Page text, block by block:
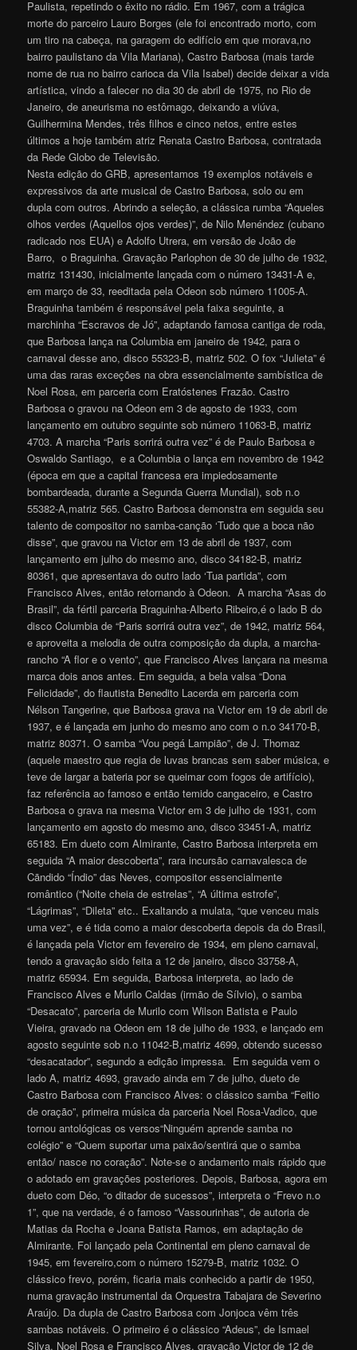
Paulista, repetindo o êxito no rádio. Em 1967, com a trágica
morte do parceiro Lauro Borges (ele foi encontrado morto, com
um tiro na cabeça, na garagem do edifício em que morava,no
bairro paulistano da Vila Mariana), Castro Barbosa (mais tarde
nome de rua no bairro carioca da Vila Isabel) decide deixar a vida
artística, vindo a falecer no dia 30 de abril de 1975, no Rio de
Janeiro, de aneurisma no estômago, deixando a viúva,
Guilhermina Mendes, três filhos e cinco netos, entre estes
últimos a hoje também atriz Renata Castro Barbosa, contratada
da Rede Globo de Televisão.
Nesta edição do GRB, apresentamos 19 exemplos notáveis e
expressivos da arte musical de Castro Barbosa, solo ou em
dupla com outros. Abrindo a seleção, a clássica rumba “Aqueles
olhos verdes (Aquellos ojos verdes)”, de Nilo Menéndez (cubano
radicado nos EUA) e Adolfo Utrera, em versão de João de
Barro, o Braguinha. Gravação Parlophon de 30 de julho de 1932,
matriz 131430, inicialmente lançada com o número 13431-A e,
em março de 33, reeditada pela Odeon sob número 11005-A.
Braguinha também é responsável pela faixa seguinte, a
marchinha “Escravos de Jó”, adaptando famosa cantiga de roda,
que Barbosa lança na Columbia em janeiro de 1942, para o
carnaval desse ano, disco 55323-B, matriz 502. O fox “Julieta” é
uma das raras exceções na obra essencialmente sambística de
Noel Rosa, em parceria com Eratóstenes Frazão. Castro
Barbosa o gravou na Odeon em 3 de agosto de 1933, com
lançamento em outubro seguinte sob número 11063-B, matriz
4703. A marcha “Paris sorrirá outra vez” é de Paulo Barbosa e
Oswaldo Santiago, e a Columbia o lança em novembro de 1942
(época em que a capital francesa era impiedosamente
bombardeada, durante a Segunda Guerra Mundial), sob n.o
55382-A,matriz 565. Castro Barbosa demonstra em seguida seu
talento de compositor no samba-canção ‘Tudo que a boca não
disse”, que gravou na Victor em 13 de abril de 1937, com
lançamento em julho do mesmo ano, disco 34182-B, matriz
80361, que apresentava do outro lado ‘Tua partida”, com
Francisco Alves, então retornando à Odeon. A marcha “Asas do
Brasil”, da fértil parceria Braguinha-Alberto Ribeiro,é o lado B do
disco Columbia de “Paris sorrirá outra vez”, de 1942, matriz 564,
e aproveita a melodia de outra composição da dupla, a marcha-
rancho “A flor e o vento”, que Francisco Alves lançara na mesma
marca dois anos antes. Em seguida, a bela valsa “Dona
Felicidade”, do flautista Benedito Lacerda em parceria com
Nélson Tangerine, que Barbosa grava na Victor em 19 de abril de
1937, e é lançada em junho do mesmo ano com o n.o 34170-B,
matriz 80371. O samba “Vou pegá Lampião”, de J. Thomaz
(aquele maestro que regia de luvas brancas sem saber música, e
teve de largar a bateria por se queimar com fogos de artifício),
faz referência ao famoso e então temido cangaceiro, e Castro
Barbosa o grava na mesma Victor em 3 de julho de 1931, com
lançamento em agosto do mesmo ano, disco 33451-A, matriz
65183. Em dueto com Almirante, Castro Barbosa interpreta em
seguida “A maior descoberta”, rara incursão carnavalesca de
Cãndido “Índio” das Neves, compositor essencialmente
romântico (“Noite cheia de estrelas”, “A última estrofe”,
“Lágrimas”, “Dileta” etc.. Exaltando a mulata, “que venceu mais
uma vez”, e é tida como a maior descoberta depois da do Brasil,
é lançada pela Victor em fevereiro de 1934, em pleno carnaval,
tendo a gravação sido feita a 12 de janeiro, disco 33758-A,
matriz 65934. Em seguida, Barbosa interpreta, ao lado de
Francisco Alves e Murilo Caldas (irmão de Sílvio), o samba
“Desacato”, parceria de Murilo com Wilson Batista e Paulo
Vieira, gravado na Odeon em 18 de julho de 1933, e lançado em
agosto seguinte sob n.o 11042-B,matriz 4699, obtendo sucesso
“desacatador”, segundo a edição impressa. Em seguida vem o
lado A, matriz 4693, gravado ainda em 7 de julho, dueto de
Castro Barbosa com Francisco Alves: o clássico samba “Feitio
de oração”, primeira música da parceria Noel Rosa-Vadico, que
tornou antológicas os versos“Ninguém aprende samba no
colégio” e “Quem suportar uma paixão/sentirá que o samba
então/ nasce no coração”. Note-se o andamento mais rápido que
o adotado em gravações posteriores. Depois, Barbosa, agora em
dueto com Déo, “o ditador de sucessos”, interpreta o “Frevo n.o
1”, que na verdade, é o famoso “Vassourinhas”, de autoria de
Matias da Rocha e Joana Batista Ramos, em adaptação de
Almirante. Foi lançado pela Continental em pleno carnaval de
1945, em fevereiro,com o número 15279-B, matriz 1032. O
clássico frevo, porém, ficaria mais conhecido a partir de 1950,
numa gravação instrumental da Orquestra Tabajara de Severino
Araújo. Da dupla de Castro Barbosa com Jonjoca vêm três
sambas notáveis. O primeiro é o clássico “Adeus”, de Ismael
Silva, Noel Rosa e Francisco Alves, gravação Victor de 12 de